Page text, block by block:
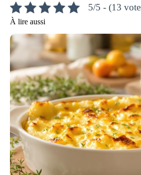
5/5 - (13
À lire aussi